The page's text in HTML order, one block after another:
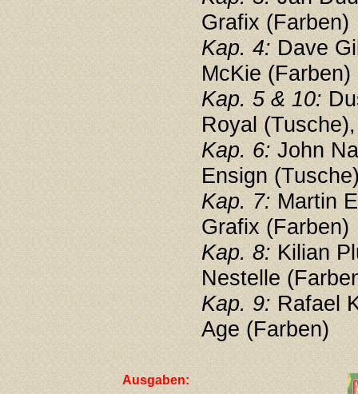
Grafix (Farben)
Kap. 4:Dave
McKie (Farben)
Kap. 5 & 10:
Royal
Kap. 6:John
Ensign
Kap. 7:Martin
Grafix (Farben)
Kap. 8:Kilian
Nestelle
Kap. 9:Rafael
Age (Farben)
Ausgaben: